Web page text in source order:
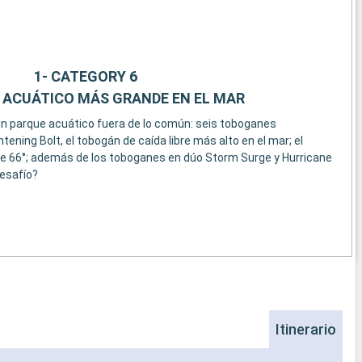
1- CATEGORY 6
ACUÁTICO MÁS GRANDE EN EL MAR
parque acuático fuera de lo común: seis toboganes
Bolt, el tobogán de caída libre más alto en el mar; el
66°; además de los toboganes en dúo Storm Surge y Hurricane
Itinerario